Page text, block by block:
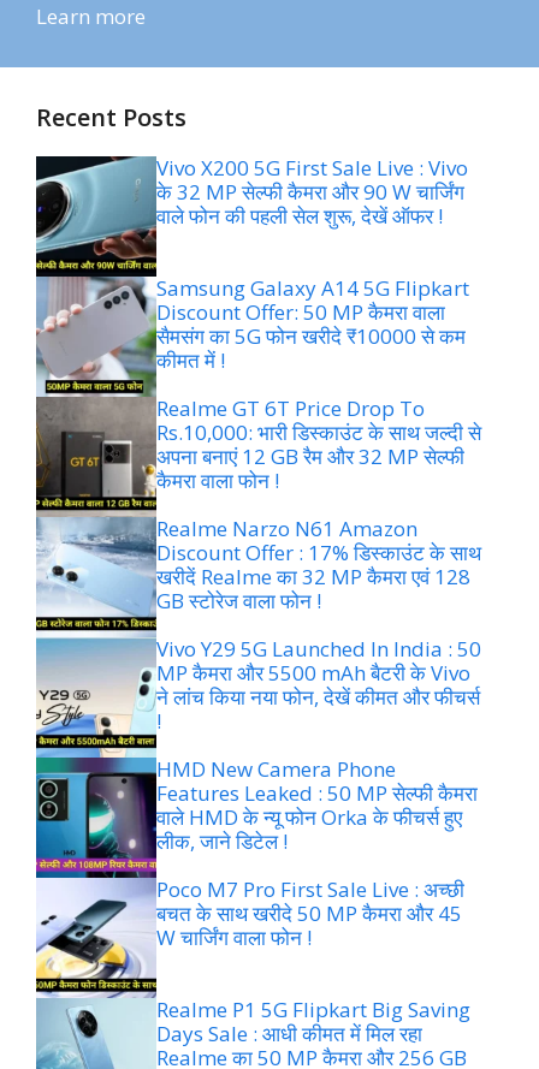
Learn more
Recent Posts
Vivo X200 5G First Sale Live : Vivo
के 32 MP सेल्फी कैमरा और 90 W चार्जिंग
वाले फोन की पहली सेल शुरू, देखें ऑफर !
Samsung Galaxy A14 5G Flipkart
Discount Offer: 50 MP कैमरा वाला
सैमसंग का 5G फोन खरीदे ₹10000 से कम
कीमत में !
Realme GT 6T Price Drop To
Rs.10,000: भारी डिस्काउंट के साथ जल्दी से
अपना बनाएं 12 GB रैम और 32 MP सेल्फी
कैमरा वाला फोन !
Realme Narzo N61 Amazon
Discount Offer : 17% डिस्काउंट के साथ
खरीदें Realme का 32 MP कैमरा एवं 128
GB स्टोरेज वाला फोन !
Vivo Y29 5G Launched In India : 50
MP कैमरा और 5500 mAh बैटरी के Vivo
ने लांच किया नया फोन, देखें कीमत और फीचर्स
!
HMD New Camera Phone
Features Leaked : 50 MP सेल्फी कैमरा
वाले HMD के न्यू फोन Orka के फीचर्स हुए
लीक, जाने डिटेल !
Poco M7 Pro First Sale Live : अच्छी
बचत के साथ खरीदे 50 MP कैमरा और 45
W चार्जिंग वाला फोन !
Realme P1 5G Flipkart Big Saving
Days Sale : आधी कीमत में मिल रहा
Realme का 50 MP कैमरा और 256 GB